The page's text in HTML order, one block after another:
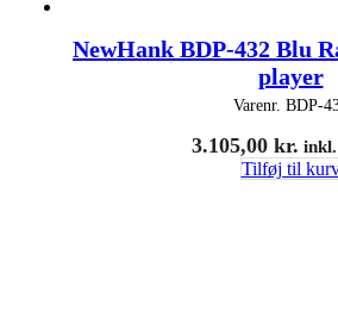
NewHank BDP-432 Blu
player
Varenr. BDP-
3.105,00 kr.
Tilføj til